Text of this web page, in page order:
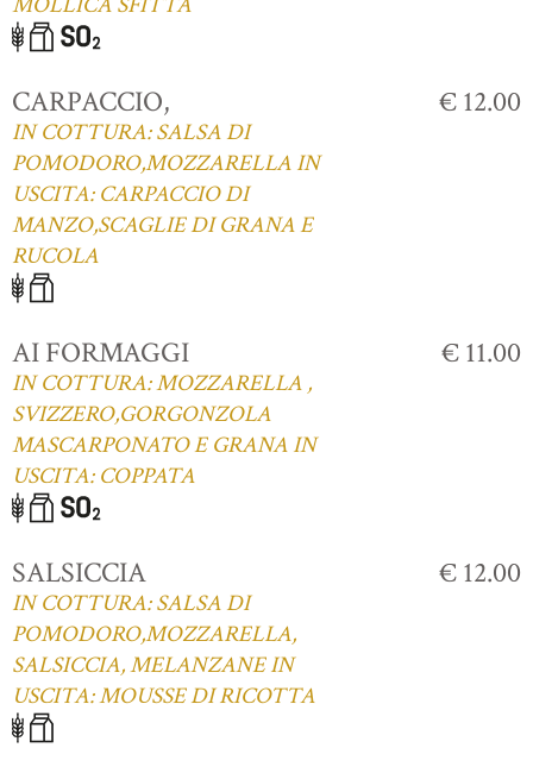
CARPACCIO,
IN COTTURA: SALSA DI
POMODORO,MOZZARELLA IN
USCITA: CARPACCIO DI
MANZO,SCAGLIE DI GRANA E
RUCOLA
€ 12.00
AI FORMAGGI
IN COTTURA: MOZZARELLA ,
SVIZZERO,GORGONZOLA
MASCARPONATO E GRANA IN
USCITA: COPPATA
€ 11.00
SALSICCIA
IN COTTURA: SALSA DI
POMODORO,MOZZARELLA,
SALSICCIA, MELANZANE IN
USCITA: MOUSSE DI RICOTTA
€ 12.00